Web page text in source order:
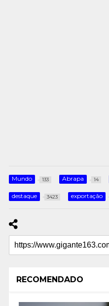
Mundo 133 Abrapa 14
destaque 3423 exportação
RECOMENDADO